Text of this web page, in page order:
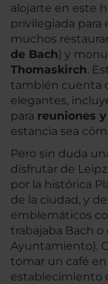
alojarte en este
privilegiada para
muchos
de Bach) y
Thomaskirch.
también cuenta
elegantes,
para reuniones
estancia sea
Pero sin duda
disfrutar de
por la histórica
de la ciudad, y
emblemáticos
trabajaba Bach
Ayuntamiento).
tomar un café
establecimiento